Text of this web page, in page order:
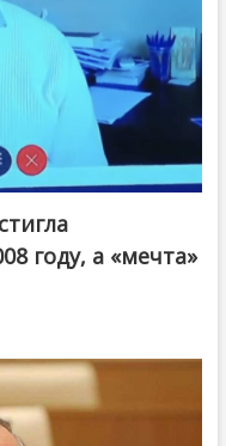
году, а «мечта»